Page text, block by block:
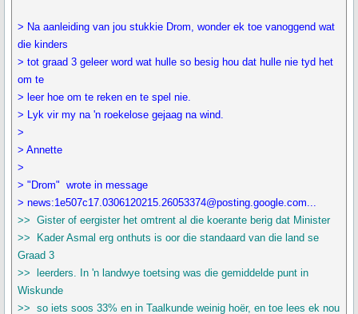
> Na aanleiding van jou stukkie Drom, wonder ek toe vanoggend wat
die kinders
> tot graad 3 geleer word wat hulle so besig hou dat hulle nie tyd het
om te
> leer hoe om te reken en te spel nie.
> Lyk vir my na 'n roekelose gejaag na wind.
>
> Annette
>
> "Drom" wrote in message
> news:1e507c17.0306120215.26053374@posting.google.com...
>> Gister of eergister het omtrent al die koerante berig dat Minister
>> Kader Asmal erg onthuts is oor die standaard van die land se
Graad 3
>> leerders. In 'n landwye toetsing was die gemiddelde punt in
Wiskunde
>> so iets soos 33% en in Taalkunde weinig hoër, en toe lees ek nou